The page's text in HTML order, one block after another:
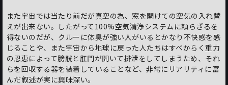
また宇宙では当たり前だが真空の為、窓を開けての空気の入れ替
えが出来ない。したがって100%空気清浄システムに頼らざるを
得ないのだが、クルーに体臭が強い人がいるとかなり不快感を感
じることや、また宇宙から地球に戻った人たちはすべからく重力
の恩恵によって膀胱と肛門が開いて排泄をしてしまうため、それ
らを回収する器を装着していることなど、非常にリアリティに富
んだ叙述が実に興味深い。